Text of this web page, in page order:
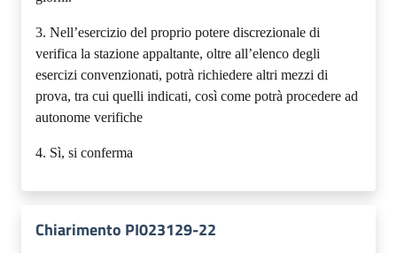
3. Nell’esercizio del proprio potere discrezionale di
verifica la stazione appaltante, oltre all’elenco degli
esercizi convenzionati, potrà richiedere altri mezzi di
prova, tra cui quelli indicati, così come potrà procedere ad
autonome verifiche
4. Sì, si conferma
Chiarimento PI023129-22